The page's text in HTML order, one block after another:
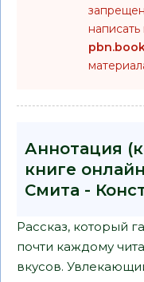
Аннотация
книге
Смита -
Рассказ, который
почти каждому
вкусов.